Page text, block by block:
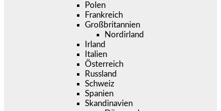
Polen
Frankreich
Großbritannien
Nordirland
Irland
Italien
Österreich
Russland
Schweiz
Spanien
Skandinavien